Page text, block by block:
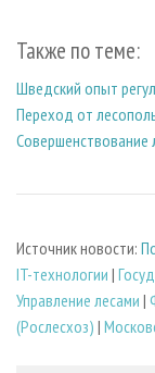
Также по теме:
Шведский опыт
Переход от
Совершенствование
Источник новости:
IT-технологии |
Управление лесами |
(Рослесхоз) |